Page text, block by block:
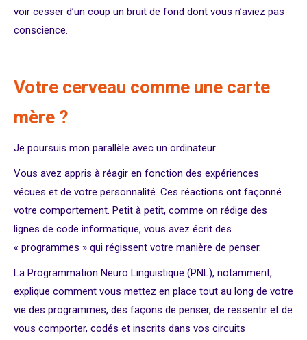
voir cesser d’un coup un bruit de fond dont vous n’aviez pas
conscience.
Votre cerveau comme une carte
mère ?
Je poursuis mon parallèle avec un ordinateur.
Vous avez appris à réagir en fonction des expériences
vécues et de votre personnalité. Ces réactions ont façonné
votre comportement. Petit à petit, comme on rédige des
lignes de code informatique, vous avez écrit des
« programmes » qui régissent votre manière de penser.
La Programmation Neuro Linguistique (PNL), notamment,
explique comment vous mettez en place tout au long de votre
vie des programmes, des façons de penser, de ressentir et de
vous comporter, codés et inscrits dans vos circuits